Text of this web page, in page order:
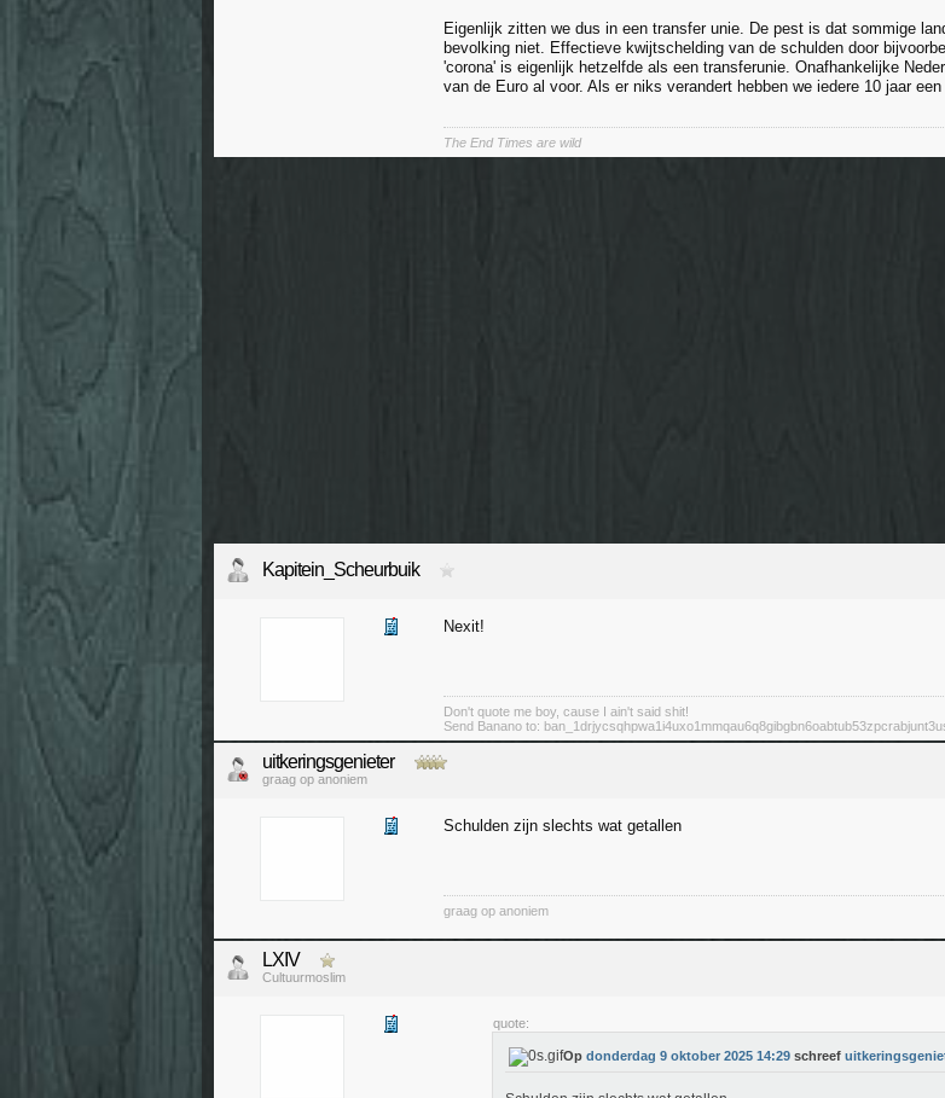
Eigenlijk zitten we dus in een transfer unie. De pest is dat sommige
bevolking niet. Effectieve kwijtschelding van de schulden door
'corona' is eigenlijk hetzelfde als een transferunie. Onafhankelijke
van de Euro al voor. Als er niks verandert hebben we iedere 10 jaar
The End Times are wild
Kapitein_Scheurbuik
Nexit!
Don't quote me boy, cause I ain't said shit!
Send Banano to:
uitkeringsgenieter
graag op anoniem
Schulden zijn slechts wat getallen
graag op anoniem
LXIV
Cultuurmoslim
quote:
Op donderdag 9 oktober 2025 14:29 schreef